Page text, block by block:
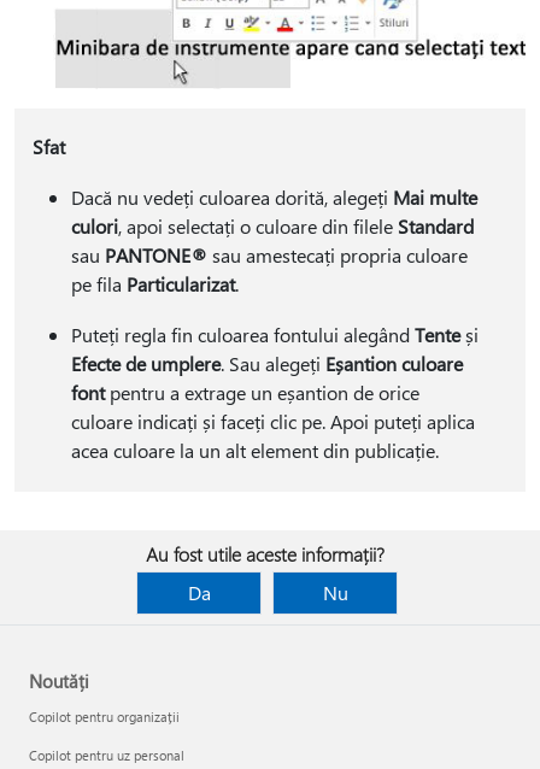
Sfat
Dacă nu vedeți culoarea dorită, alegeți Mai multe
culori, apoi selectați o culoare din filele Standard
sau PANTONE® sau amestecați propria culoare
pe fila Particularizat.
Puteți regla fin culoarea fontului alegândTenteși
Efecte de umplere. Sau alegeți Eșantion culoare
fontpentru a extrage un eșantion de orice
culoare indicați și faceți clic pe. Apoi puteți aplica
acea culoare la un alt element din publicație.
Au fost utile aceste informații?
Da
Nu
Noutăți
Copilot pentru organizații
Copilot pentru uz personal